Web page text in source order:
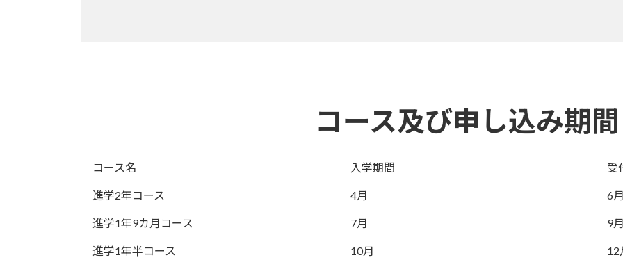
コース及び申し込み期間
コース名 入学期間 受
進学2年コース 4月 6
進学1年9カ月コース 7月 9
進学1年半コース 10月 12